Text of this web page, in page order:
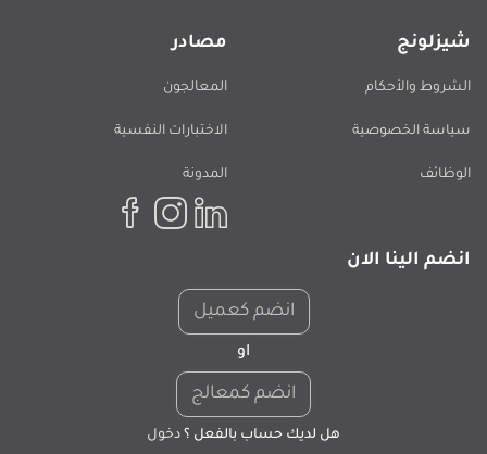
شيزلونج
الشروط والأحكام
سياسة الخصوصية
الوظائف
مصادر
المعالجون
الاختبارات النفسية
المدونة
انضم الينا الان
انضم كعميل
او
انضم كمعالج
هل لديك حساب بالفعل ؟ دخول